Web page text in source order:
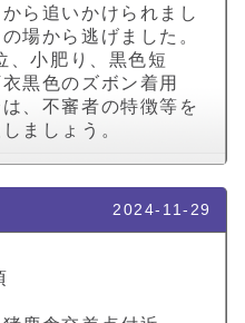
ら追いかけられまし
場から逃げました。
、小肥り、黒色短
黒色のズボン着用
、不審者の特徴等を
ましょう。
2024-11-29